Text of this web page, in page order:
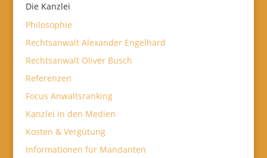
Die Kanzlei
Philosophie
Rechtsanwalt Alexander Engelhard
Rechtsanwalt Oliver Busch
Referenzen
Focus Anwaltsranking
Kanzlei in den Medien
Kosten & Vergütung
Informationen für Mandanten